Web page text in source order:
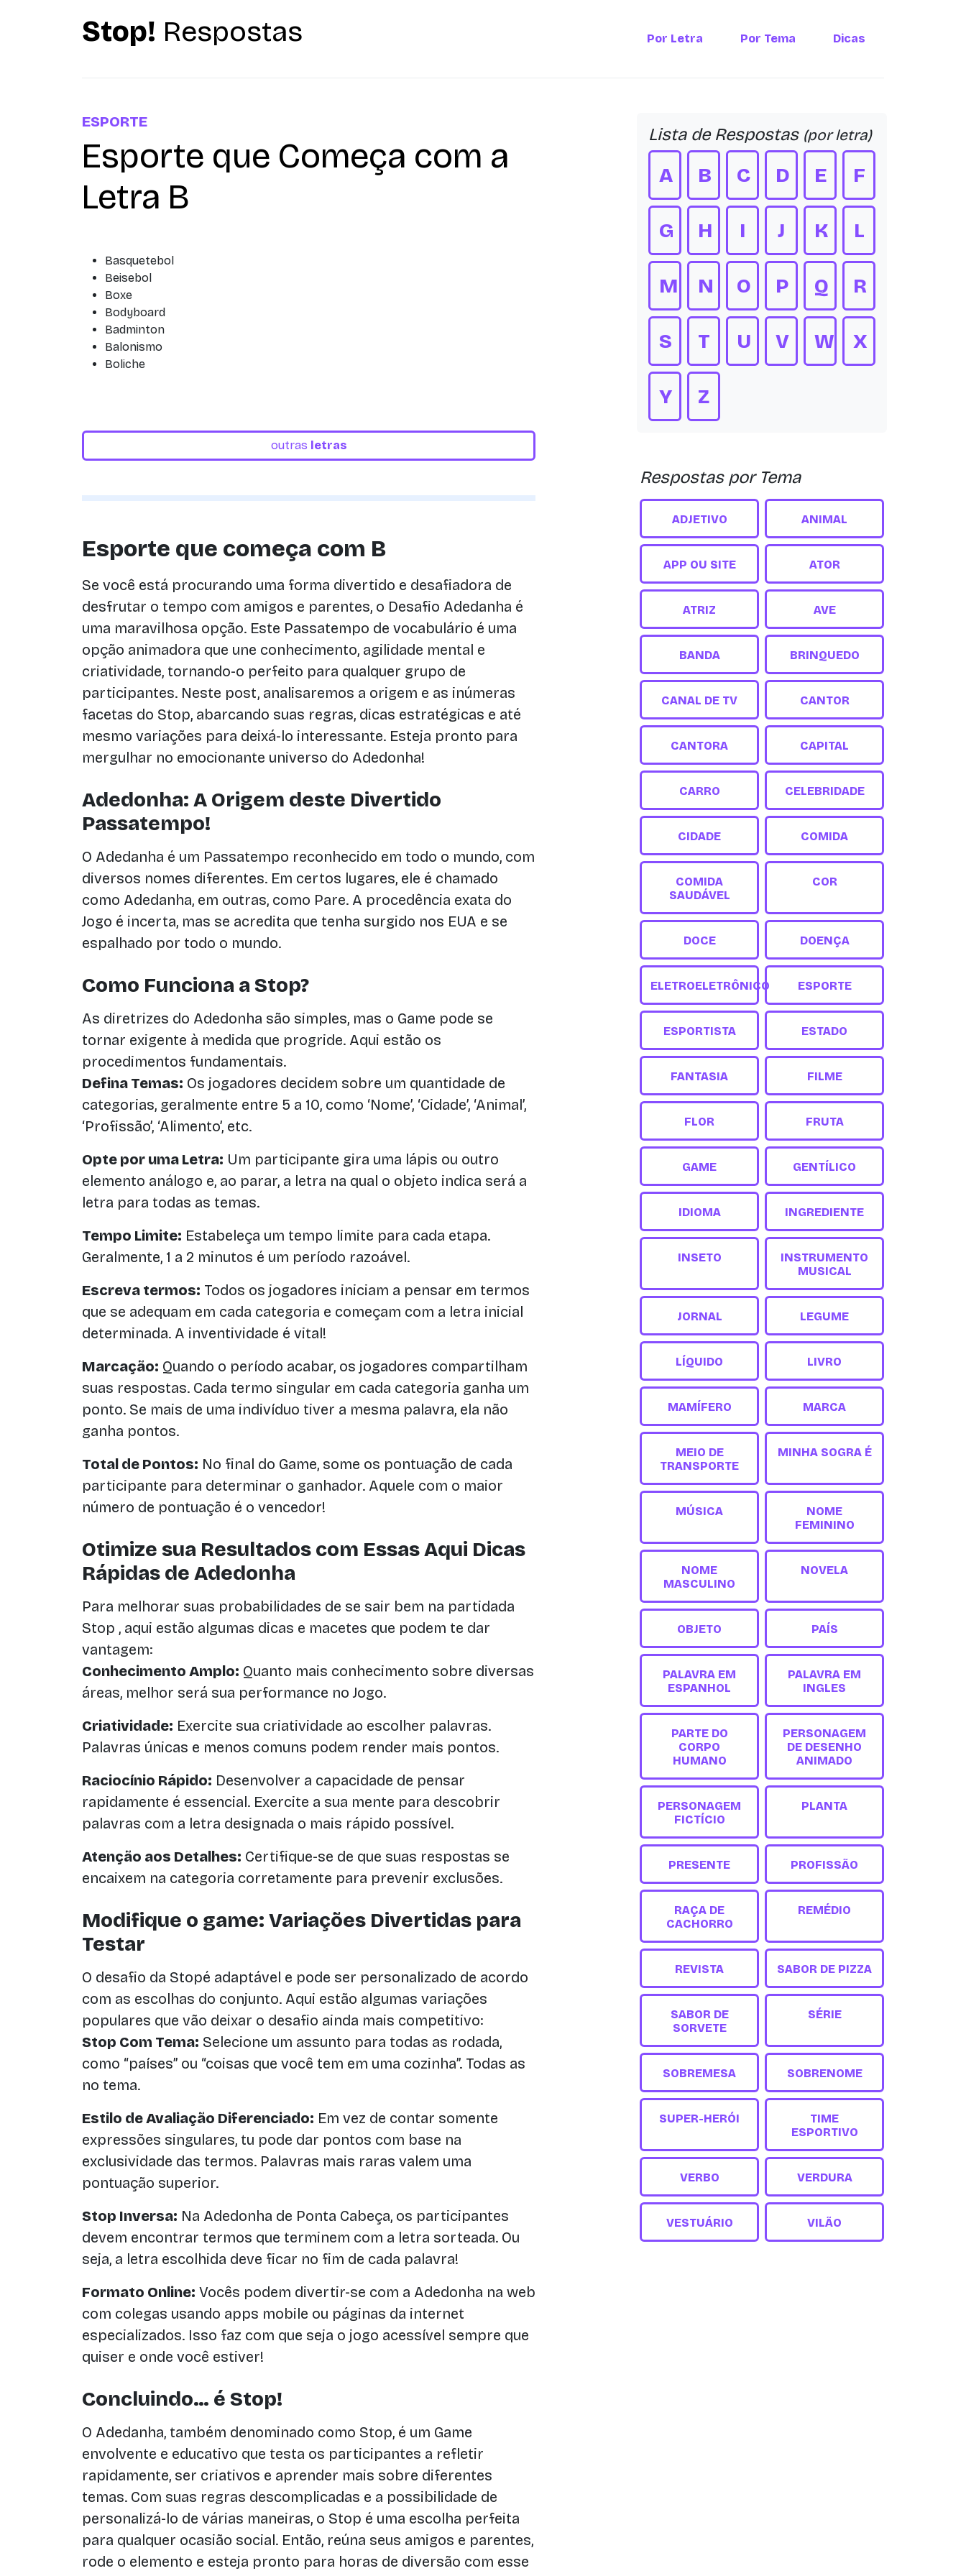
Stop! Respostas Por Letra Por Tema Dicas
ESPORTE
Esporte que Começa com a
Letra B
Basquetebol
Beisebol
Boxe
Bodyboard
Badminton
Balonismo
Boliche
outras letras
Esporte que começa com B
Se você está procurando uma forma divertido e desafiadora de
desfrutar o tempo com amigos e parentes, o Desafio Adedanha é
uma maravilhosa opção. Este Passatempo de vocabulário é uma
opção animadora que une conhecimento, agilidade mental e
criatividade, tornando-o perfeito para qualquer grupo de
participantes. Neste post, analisaremos a origem e as inúmeras
facetas do Stop, abarcando suas regras, dicas estratégicas e até
mesmo variações para deixá-lo interessante. Esteja pronto para
mergulhar no emocionante universo do Adedonha!
Adedonha: A Origem deste Divertido
Passatempo!
O Adedanha é um Passatempo reconhecido em todo o mundo, com
diversos nomes diferentes. Em certos lugares, ele é chamado
como Adedanha, em outras, como Pare. A procedência exata do
Jogo é incerta, mas se acredita que tenha surgido nos EUA e se
espalhado por todo o mundo.
Como Funciona a Stop?
As diretrizes do Adedonha são simples, mas o Game pode se
tornar exigente à medida que progride. Aqui estão os
procedimentos fundamentais.
Defina Temas: Os jogadores decidem sobre um quantidade de
categorias, geralmente entre 5 a 10, como ‘Nome’, ‘Cidade’, ‘Animal’,
‘Profissão’, ‘Alimento’, etc.
Opte por uma Letra: Um participante gira uma lápis ou outro
elemento análogo e, ao parar, a letra na qual o objeto indica será a
letra para todas as temas.
Tempo Limite: Estabeleça um tempo limite para cada etapa.
Geralmente, 1 a 2 minutos é um período razoável.
Escreva termos: Todos os jogadores iniciam a pensar em termos
que se adequam em cada categoria e começam com a letra inicial
determinada. A inventividade é vital!
Marcação: Quando o período acabar, os jogadores compartilham
suas respostas. Cada termo singular em cada categoria ganha um
ponto. Se mais de uma indivíduo tiver a mesma palavra, ela não
ganha pontos.
Total de Pontos: No final do Game, some os pontuação de cada
participante para determinar o ganhador. Aquele com o maior
número de pontuação é o vencedor!
Otimize sua Resultados com Essas Aqui Dicas
Rápidas de Adedonha
Para melhorar suas probabilidades de se sair bem na partidada
Stop , aqui estão algumas dicas e macetes que podem te dar
vantagem:
Conhecimento Amplo: Quanto mais conhecimento sobre diversas
áreas, melhor será sua performance no Jogo.
Criatividade: Exercite sua criatividade ao escolher palavras.
Palavras únicas e menos comuns podem render mais pontos.
Raciocínio Rápido: Desenvolver a capacidade de pensar
rapidamente é essencial. Exercite a sua mente para descobrir
palavras com a letra designada o mais rápido possível.
Atenção aos Detalhes: Certifique-se de que suas respostas se
encaixem na categoria corretamente para prevenir exclusões.
Modifique o game: Variações Divertidas para
Testar
O desafio da Stopé adaptável e pode ser personalizado de acordo
com as escolhas do conjunto. Aqui estão algumas variações
populares que vão deixar o desafio ainda mais competitivo:
Stop Com Tema: Selecione um assunto para todas as rodada,
como “países” ou “coisas que você tem em uma cozinha”. Todas as
no tema.
Estilo de Avaliação Diferenciado: Em vez de contar somente
expressões singulares, tu pode dar pontos com base na
exclusividade das termos. Palavras mais raras valem uma
pontuação superior.
Stop Inversa: Na Adedonha de Ponta Cabeça, os participantes
devem encontrar termos que terminem com a letra sorteada. Ou
seja, a letra escolhida deve ficar no fim de cada palavra!
Formato Online: Vocês podem divertir-se com a Adedonha na web
com colegas usando apps mobile ou páginas da internet
especializados. Isso faz com que seja o jogo acessível sempre que
quiser e onde você estiver!
Concluindo… é Stop!
O Adedanha, também denominado como Stop, é um Game
envolvente e educativo que testa os participantes a refletir
rapidamente, ser criativos e aprender mais sobre diferentes
temas. Com suas regras descomplicadas e a possibilidade de
personalizá-lo de várias maneiras, o Stop é uma escolha perfeita
para qualquer ocasião social. Então, reúna seus amigos e parentes,
rode o elemento e esteja pronto para horas de diversão com esse
Lista de Respostas (por letra)
A B C D E F
G H I J K L
M N O P Q R
S T U V W X
Y Z
Respostas por Tema
ADJETIVO ANIMAL
APP OU SITE ATOR
ATRIZ AVE
BANDA BRINQUEDO
CANAL DE TV CANTOR
CANTORA CAPITAL
CARRO CELEBRIDADE
CIDADE COMIDA
COMIDA
SAUDÁVEL
COR
DOCE DOENÇA
ELETROELETRÔNICO ESPORTE
ESPORTISTA ESTADO
FANTASIA FILME
FLOR FRUTA
GAME GENTÍLICO
IDIOMA INGREDIENTE
INSETO
INSTRUMENTO
MUSICAL
JORNAL LEGUME
LÍQUIDO LIVRO
MAMÍFERO MARCA
MEIO DE
TRANSPORTE
MINHA SOGRA É
MÚSICA
NOME
FEMININO
NOME
MASCULINO
NOVELA
OBJETO PAÍS
PALAVRA EM
ESPANHOL
PALAVRA EM
INGLES
PARTE DO
CORPO
HUMANO
PERSONAGEM
DE DESENHO
ANIMADO
PERSONAGEM
FICTÍCIO
PLANTA
PRESENTE PROFISSÃO
RAÇA DE
CACHORRO
REMÉDIO
REVISTA SABOR DE PIZZA
SABOR DE
SORVETE
SÉRIE
SOBREMESA SOBRENOME
SUPER-HERÓI
TIME
ESPORTIVO
VERBO VERDURA
VESTUÁRIO VILÃO